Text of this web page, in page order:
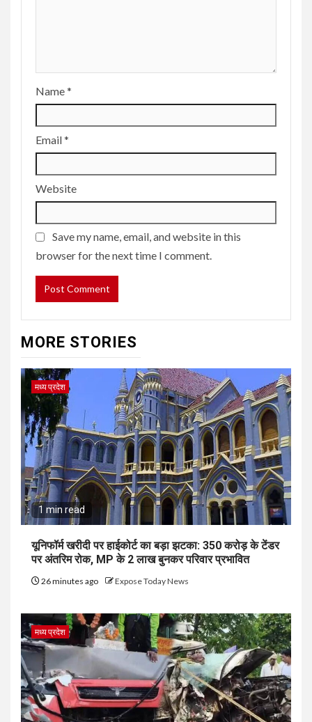
Name*
Email*
Website
Save my name, email, and website in this
browser for the next time I comment.
MORE STORIES
मध्य प्रदेश
1 min read
यूनिफॉर्म खरीदी पर हाईकोर्ट का बड़ा झटका: 350 करोड़ के टेंडर
पर अंतरिम रोक, MP के 2 लाख बुनकर परिवार प्रभावित
26 minutes ago Expose Today News
मध्य प्रदेश